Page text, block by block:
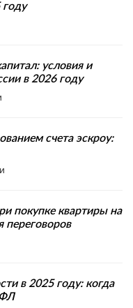
условия и
в 2026 году
счета эскроу:
покупке квартиры на
переговоров
в 2025 году: когда